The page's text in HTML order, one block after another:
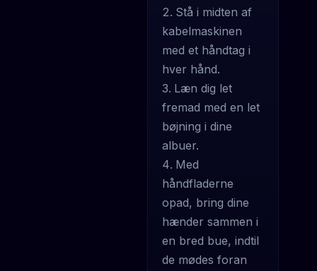
Stå i midten af
kabelmaskinen
med et håndtag i
hver hånd.
Læn dig let
fremad med en let
bøjning i dine
albuer.
Med
håndfladerne
opad, bring dine
hænder sammen i
en bred bue, indtil
de mødes foran